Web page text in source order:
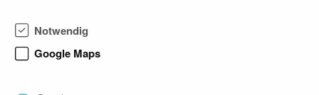
begeistern können. Durch den Einsatz unserer
Maschinentechnologie können Bäckereien ihren
Notwendig
Google Maps